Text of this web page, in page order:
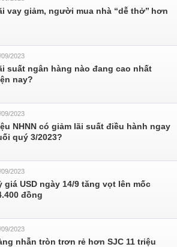
vay giảm, người mua nhà “dễ thở’’ hơn
09/2023
suất ngân hàng nào đang cao nhất
nay?
09/2023
NHNN có giảm lãi suất điều hành ngay
quý 3/2023?
09/2023
giá USD ngày 14/9 tăng vọt lên mốc
đồng
09/2023
nhẫn tròn trơn rẻ hơn SJC 11 triệu